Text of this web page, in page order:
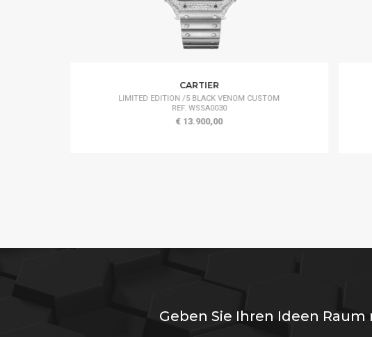
CARTIER
LIMITED EDITION /5 BLACK VENOM CUSTOM
REF. WSSA0030
€ 13.900,00
Geben Sie Ihren Ideen